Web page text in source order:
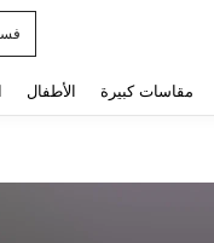
مقاسات كبيرة الأطفال